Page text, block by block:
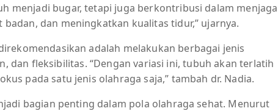
menjadi bugar, tetapi juga berkontribusi dalam menjaga
dan meningkatkan kualitas tidur,” ujarnya.
adalah melakukan berbagai jenis
dan fleksibilitas. “Dengan variasi ini, tubuh akan terlatih
pada satu jenis olahraga saja,” tambah dr. Nadia.
bagian penting dalam pola olahraga sehat. Menurut